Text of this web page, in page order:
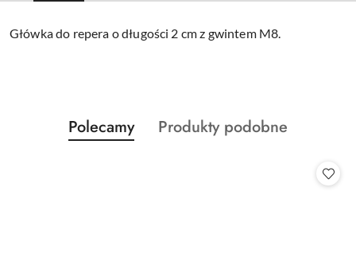
Główka do repera o długości 2 cm z gwintem M8.
Pomiń karuzelę produktów
Produkty
o
Polecamy
Produkty
Produkty podobne